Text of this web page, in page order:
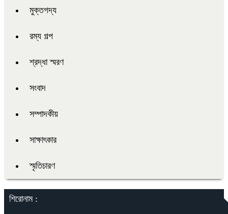
মুক্তগদ্য
রম্য গল্প
শ্রদ্ধা স্মরণ
সংবাদ
সম্পাদকীয়
সাক্ষাৎকার
স্মৃতিচারণ
শিরোনাম :